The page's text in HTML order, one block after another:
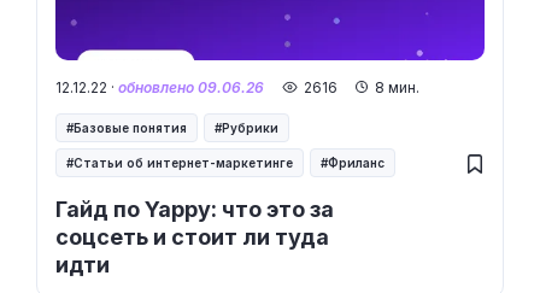
Гайд по Yappy: что это за
соцсеть и стоит ли туда
идти
12.12.22 · обновлено 09.06.26 2616 8 мин.
Базовые понятия Рубрики
Статьи об интернет-маркетинге Фриланс